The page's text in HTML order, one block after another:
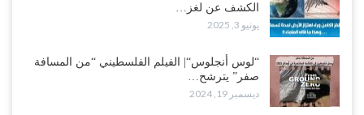
الكشف عن لغز…
يونيو 3, 2025
“لوس أنجلوس“| الفيلم الفلسطيني “من المسافة
صفر” يترشح…
ديسمبر 19, 2024